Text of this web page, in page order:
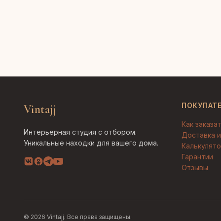
Vintajj
Интерьерная студия с отбором.
Уникальные находки для вашего дома.
Как
Доставка
Гарантии
Отзывы
© 2026 Vintajj. Все права защищены.